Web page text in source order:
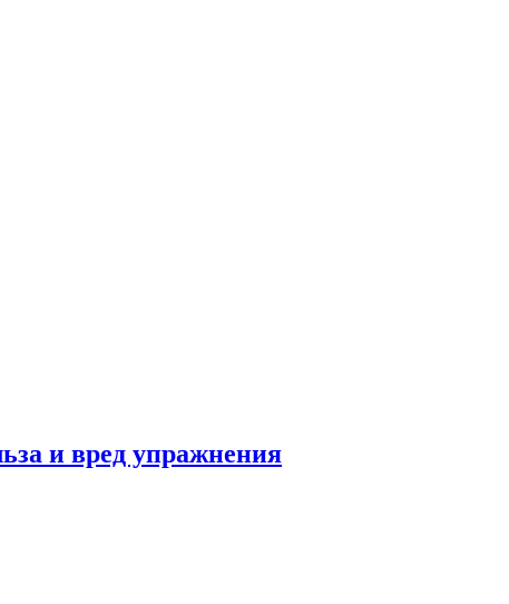
и вред упражнения